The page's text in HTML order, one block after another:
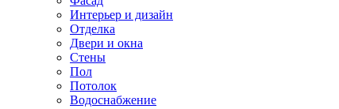
Интерьер и дизайн
Отделка
Двери и окна
Стены
Пол
Потолок
Водоснабжение